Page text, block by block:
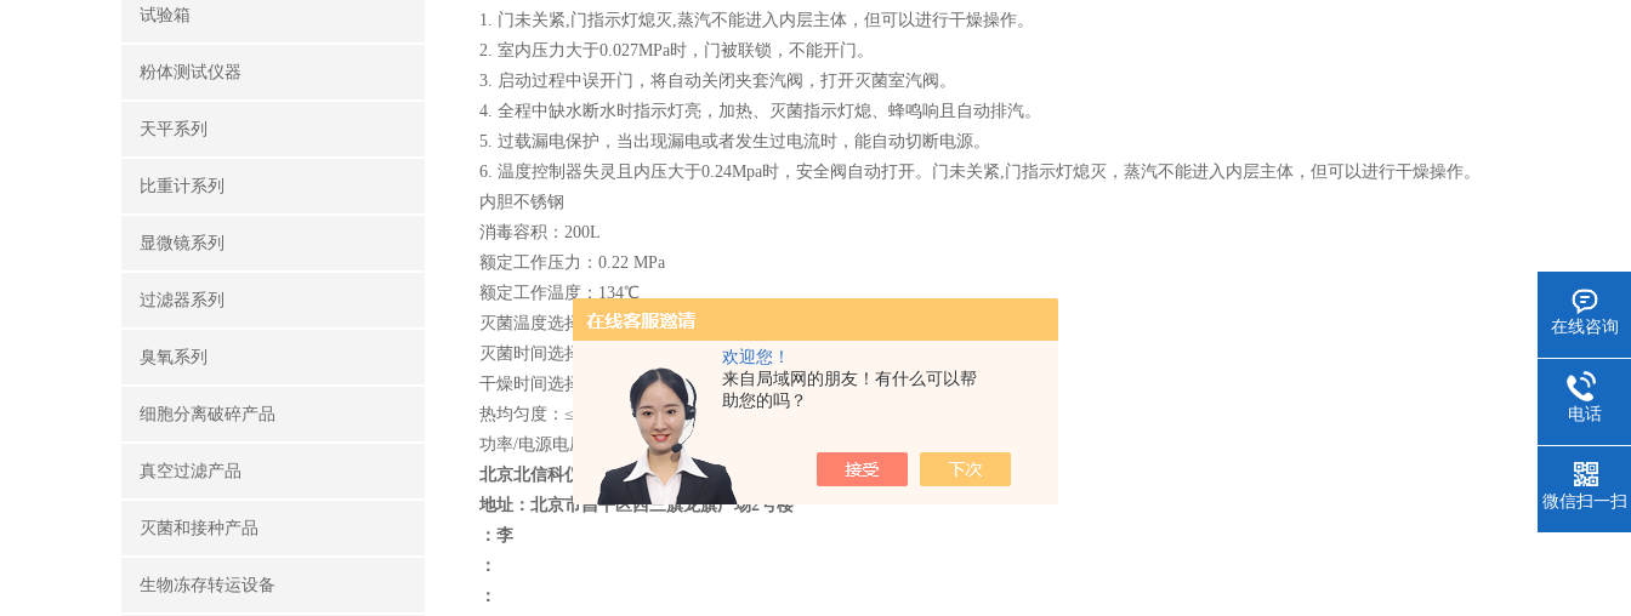
欢迎您！
来自局域网的朋友！有什么可以帮
助您的吗？
试验箱
粉体测试仪器
天平系列
比重计系列
显微镜系列
过滤器系列
臭氧系列
细胞分离破碎产品
真空过滤产品
灭菌和接种产品
生物冻存转运设备
1. 门未关紧,门指示灯熄灭,蒸汽不能进入内层主体，但可以进行干燥操作。
2. 室内压力大于0.027MPa时，门被联锁，不能开门。
3. 启动过程中误开门，将自动关闭夹套汽阀，打开灭菌室汽阀。
4. 全程中缺水断水时指示灯亮，加热、灭菌指示灯熄、蜂鸣响且自动排汽。
5. 过载漏电保护，当出现漏电或者发生过电流时，能自动切断电源。
6. 温度控制器失灵且内压大于0.24Mpa时，安全阀自动打开。门未关紧,门指示灯熄灭，蒸汽不能进入内层主体，但可以进行干燥操作。
内胆不锈钢
消毒容积：200L
额定工作压力：0.22 MPa
额定工作温度：134℃
灭菌温度选择范围：40℃ - 134℃
灭菌时间选择范围：0-60 min
干燥时间选择范围：0-60 min
热均匀度：≤± 2℃
功率/电源电压：9KW/380V 50Hz
北京北信科仪分析仪器有限公司
地址：北京市昌平区西三旗龙旗广场2 号楼
：李
：
：
在线咨询
电话
微信扫一扫